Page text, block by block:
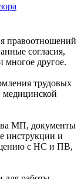
правоотношений
согласия,
многое другое.
трудовых
МП, документы
инструкции и
с НС и ПВ,